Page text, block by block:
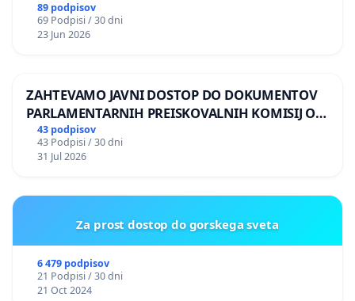
89 podpisov
69 Podpisi / 30 dni
23 Jun 2026
ZAHTEVAMO JAVNI DOSTOP DO DOKUMENTOV
PARLAMENTARNIH PREISKOVALNIH KOMISIJ O
ILEGALNI TRGOVINI Z OROŽJEM
43 podpisov
43 Podpisi / 30 dni
31 Jul 2026
Za prost dostop do gorskega sveta
6 479 podpisov
21 Podpisi / 30 dni
21 Oct 2024